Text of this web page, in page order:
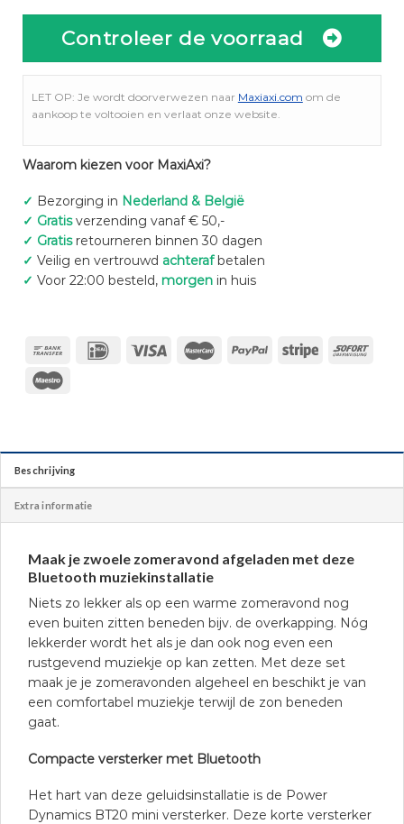
Controleer de voorraad
LET OP: Je wordt doorverwezen naar Maxiaxi.com om de
aankoop te voltooien en verlaat onze website.
Waarom kiezen voor MaxiAxi?
✓ Bezorging in Nederland & België
✓ Gratisverzending vanaf € 50,-
✓ Gratisretourneren binnen 30 dagen
✓ Veilig en vertrouwd achterafbetalen
✓ Voor 22:00 besteld, morgenin huis
Beschrijving
Extra informatie
Maak je zwoele zomeravond afgeladen met deze
Bluetooth muziekinstallatie
Niets zo lekker als op een warme zomeravond nog
even buiten zitten beneden bijv. de overkapping. Nóg
lekkerder wordt het als je dan ook nog even een
rustgevend muziekje op kan zetten. Met deze set
maak je je zomeravonden algeheel en beschikt je van
een comfortabel muziekje terwijl de zon beneden
gaat.
Compacte versterker met Bluetooth
Het hart van deze geluidsinstallatie is de Power
Dynamics BT20 mini versterker. Deze korte versterker